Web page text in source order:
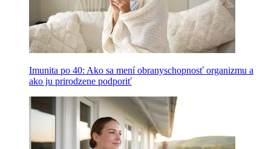
Imunita po 40: Ako sa mení obranyschopnosť organizmu a
ako ju prirodzene podporiť